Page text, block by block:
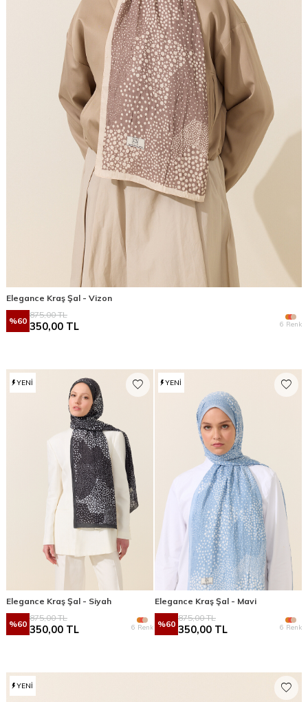
Elegance Kraş Şal - Vizon
%60
875,00TL
350,00 TL 6 Renk
YENI
Elegance Kraş Şal - Siyah
%60
875,00TL
350,00 TL 6 Renk
YENI
Elegance Kraş Şal - Mavi
%60
875,00TL
350,00 TL 6 Renk
YENI